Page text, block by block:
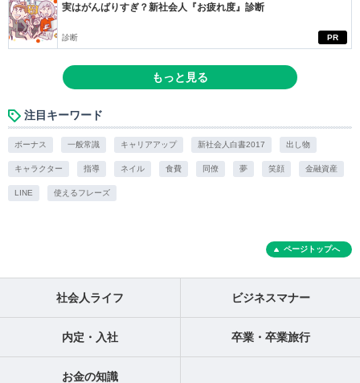
PR
実はがんばりすぎ？新社会人『お疲れ度』診断
診断
もっと見る
注目キーワード
ボーナス 一般常識 キャリアアップ 新社会人白書2017 出し物
キャラクター 指導 ネイル 食費 同僚 夢 笑顔 金融資産
LINE 使えるフレーズ
ページトップへ
社会人ライフ ビジネスマナー
内定・入社 卒業・卒業旅行
お金の知識